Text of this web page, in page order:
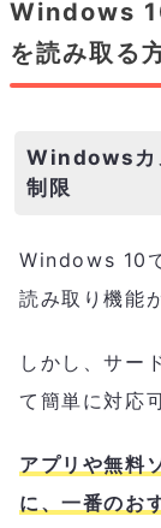
Windows
を読み取る
Windowsカ
制限
Windows 10
読み取り機能
しかし、サー
て簡単に対応
アプリや無料
に、一番のお